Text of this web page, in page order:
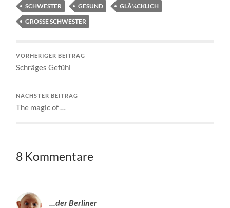
SCHWESTER
GESUND
GLÃ¼CKLICH
GROSSE SCHWESTER
VORHERIGER BEITRAG
Schräges Gefühl
NÄCHSTER BEITRAG
The magic of …
8 Kommentare
...der Berliner